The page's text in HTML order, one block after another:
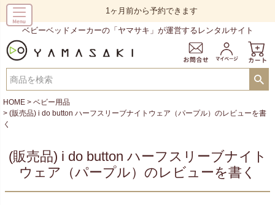
1ヶ月前から予約できます
ベビーベッドメーカーの「ヤマサキ」が運営するレンタルサイト
HOME
ベビー用品
(販売品) i do button ハーフスリーブナイトウェア（パープル）のレビューを書
く
(販売品) i do button ハーフスリーブナイト
ウェア（パープル）のレビューを書く